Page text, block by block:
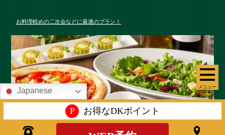
メニュー
お料理軽めの二次会などに最適のプラン！
Japanese
P お得なDKポイント